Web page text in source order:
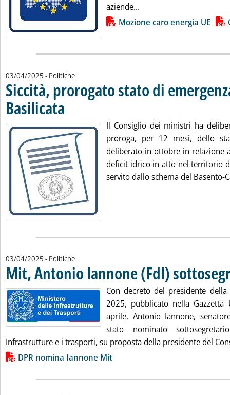
aziende...
Lista allegati PDF alla notiziaMozione caro energia UE
03/04/2025 - Politiche
Siccità, prorogato stato di
Basilicata . Pubblicata giovedì 03 aprile 2025 alle 13.11.
Il Consiglio dei ministri ha
proroga, per 12 mesi, dello
deliberato in ottobre in relazione
deficit idrico in atto nel territorio
servito dallo schema del Basento-
03/04/2025 - Politiche
Mit, Antonio Iannone (FdI)
Con decreto del presidente
2025, pubblicato nella
aprile, Antonio Iannone,
stato nominato
Infrastrutture e i trasporti, su proposta della presidente del
Lista allegati PDF alla notizia
DPR nomina Iannone Mit